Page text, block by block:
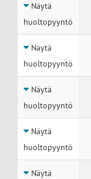
Näytä
huoltopyyntö
Näytä
huoltopyyntö
Näytä
huoltopyyntö
Näytä
huoltopyyntö
Näytä